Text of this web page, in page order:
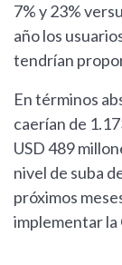
7% y 23%
año los
tendrían
En términos
caerían de
USD 489
nivel de suba
próximos
implementar la